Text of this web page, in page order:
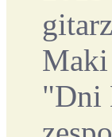
Maki
"Dni